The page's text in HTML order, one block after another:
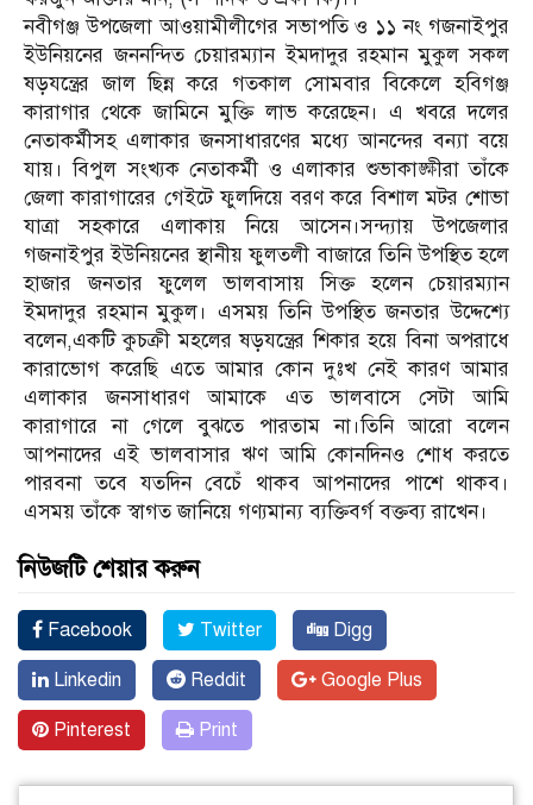
নবীগঞ্জ উপজেলা আওয়ামীলীগের সভাপতি ও ১১ নং গজনাইপুর
ইউনিয়নের জননন্দিত চেয়ারম্যান ইমদাদুর রহমান মুকুল সকল
ষড়যন্ত্রের জাল ছিন্ন করে গতকাল সোমবার বিকেলে হবিগঞ্জ
কারাগার থেকে জামিনে মুক্তি লাভ করেছেন। এ খবরে দলের
নেতাকর্মীসহ এলাকার জনসাধারণের মধ্যে আনন্দের বন্যা বয়ে
যায়। বিপুল সংখ্যক নেতাকর্মী ও এলাকার শুভাকাঙ্ক্ষীরা তাঁকে
জেলা কারাগারের গেইটে ফুলদিয়ে বরণ করে বিশাল মটর শোভা
যাত্রা সহকারে এলাকায় নিয়ে আসেন।সন্দ্যায় উপজেলার
গজনাইপুর ইউনিয়নের স্থানীয় ফুলতলী বাজারে তিনি উপস্থিত হলে
হাজার জনতার ফুলেল ভালবাসায় সিক্ত হলেন চেয়ারম্যান
ইমদাদুর রহমান মুকুল। এসময় তিনি উপস্থিত জনতার উদ্দেশ্যে
বলেন,একটি কুচক্রী মহলের ষড়যন্ত্রের শিকার হয়ে বিনা অপরাধে
কারাভোগ করেছি এতে আমার কোন দুঃখ নেই কারণ আমার
এলাকার জনসাধারণ আমাকে এত ভালবাসে সেটা আমি
কারাগারে না গেলে বুঝতে পারতাম না।তিনি আরো বলেন
আপনাদের এই ভালবাসার ঋণ আমি কোনদিনও শোধ করতে
পারবনা তবে যতদিন বেচেঁ থাকব আপনাদের পাশে থাকব।
এসময় তাঁকে স্বাগত জানিয়ে গণ্যমান্য ব্যক্তিবর্গ বক্তব্য রাখেন।
নিউজটি শেয়ার করুন
Facebook Twitter Digg
Linkedin Reddit Google Plus
Pinterest Print